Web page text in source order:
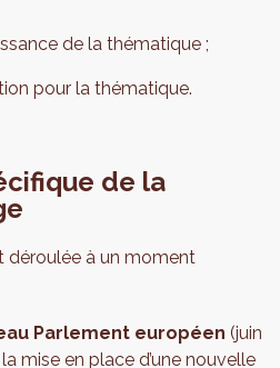
de la thématique ;
pour la thématique.
de la
déroulée à un moment
Parlement européen (juin
mise en place d’une nouvelle